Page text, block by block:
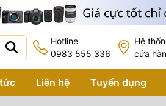
Hotline
0983 555 336
Hệ
cửa
Liên hệ Tuyển dụng